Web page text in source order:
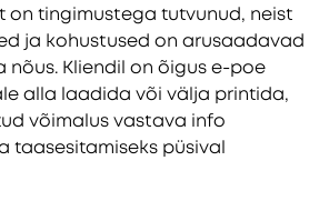
on tingimustega tutvunud, neist
ja kohustused on arusaadavad
nõus. Kliendil on õigus e-poe
alla laadida või välja printida,
võimalus vastava info
taasesitamiseks püsival